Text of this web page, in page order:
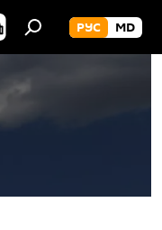
РУС MD